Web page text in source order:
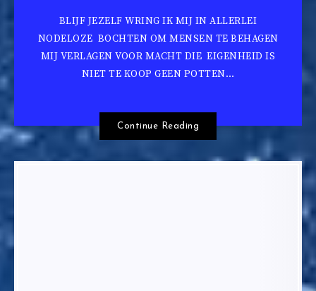
BLIJF JEZELF WRING IK MIJ IN ALLERLEI
NODELOZE BOCHTEN OM MENSEN TE BEHAGEN
MIJ VERLAGEN VOOR MACHT DIE EIGENHEID IS
NIET TE KOOP GEEN POTTEN…
Continue Reading